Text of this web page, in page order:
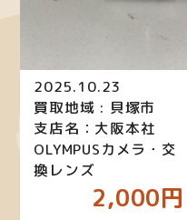
2025.10.23
買取地域 : 貝塚市
支店名：大阪本社
OLYMPUSカメラ・交
換レンズ
2,000円